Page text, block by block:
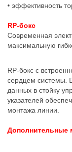
• эффективность
RP-бокс
Современная
максимальную
RP-бокс с
сердцем системы.
данных в стойку
указателей
монтажа линии.
Дополнительные